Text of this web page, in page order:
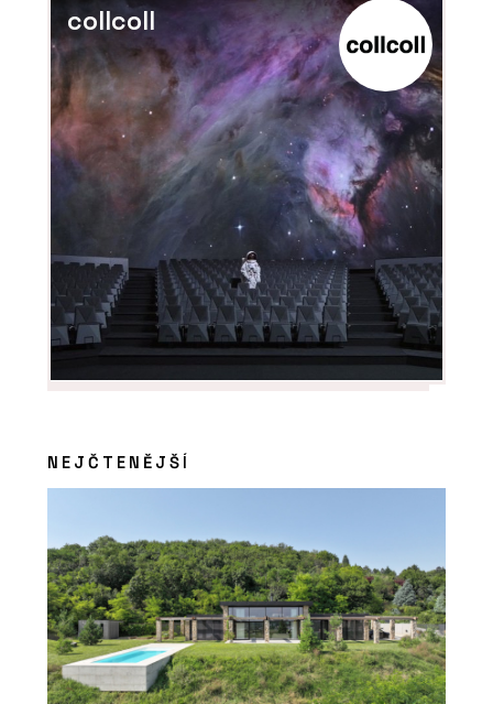
SLUŽBY
Časopis Kolem kamen
Kachlová kamna nabízejí teplo,
osobitost a nadčasový vzhled
collcoll
NEJČTENĚJŠÍ